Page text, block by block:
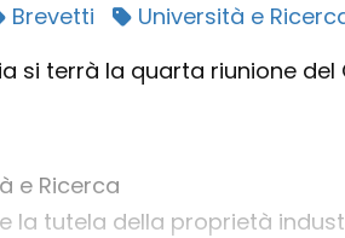
Brevetti
Università e
si terrà la quarta riunione
e Ricerca
la tutela della proprietà